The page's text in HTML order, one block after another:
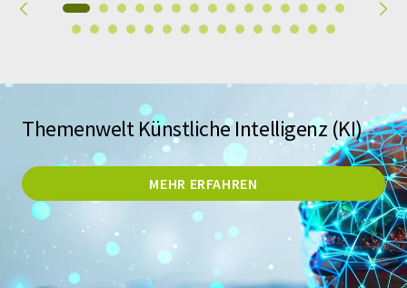
Themenwelt Künstliche Intelligenz (KI)
MEHR ERFAHREN